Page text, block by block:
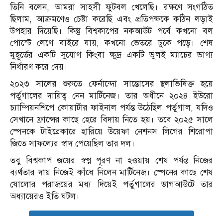
তিনি বলেন, আমরা সাহসী ফুটবল খেলেছি। রক্ষণে সংগঠিত
ছিলাম, আক্রমণেও চেষ্টা করেছি এবং প্রতিপক্ষকে কঠিন লড়াই
উপহার দিয়েছি। কিন্তু বিশ্বকাপের নকআউট পর্বে কখনো বল
পোস্টে লেগে বাইরে যায়, কখনো ভেতরে ঢুকে পড়ে। শেষ
মুহূর্তের একটি সুযোগ কিংবা ক্ষুদ্র একটি ভুলই ম্যাচের ভাগ্য
নির্ধারণ করে দেয়।
২০২৩ সালের শুরুতে ফের্নান্দো সান্তোসের স্থলাভিষিক্ত হয়ে
পর্তুগালের দায়িত্ব নেন মার্টিনেজ। তার অধীনে ২০২৪ ইউরো
চ্যাম্পিয়নশিপে কোয়ার্টার ফাইনাল পর্যন্ত উঠেছিল পর্তুগাল, যদিও
সেখানে ফ্রান্সের কাছে হেরে বিদায় নিতে হয়। তবে ২০২৫ সালে
স্পেনকে টাইব্রেকারে হারিয়ে উয়েফা নেশনস লিগের শিরোপা
জিতে সাফল্যের স্বাদ পেয়েছিল তার দল।
তবু বিশ্বকাপ জয়ের স্বপ্ন পূরণ না হওয়ায় শেষ পর্যন্ত নিজের
ব্যর্থতার দায় নিজেই কাঁধে নিলেন মার্টিনেজ। স্পেনের কাছে শেষ
ষোলোর পরাজয়ের মধ্য দিয়েই পর্তুগালের ডাগআউটে তার
অধ্যায়েরও ইতি ঘটল।